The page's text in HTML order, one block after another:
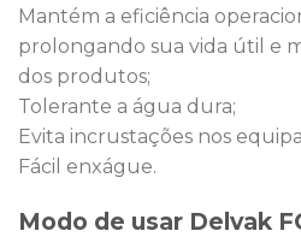
Mantém a eficiência
prolongando sua vida útil e
dos produtos;
Tolerante a água dura;
Evita incrustações nos
Fácil enxágue.
Modo de usar Delvak